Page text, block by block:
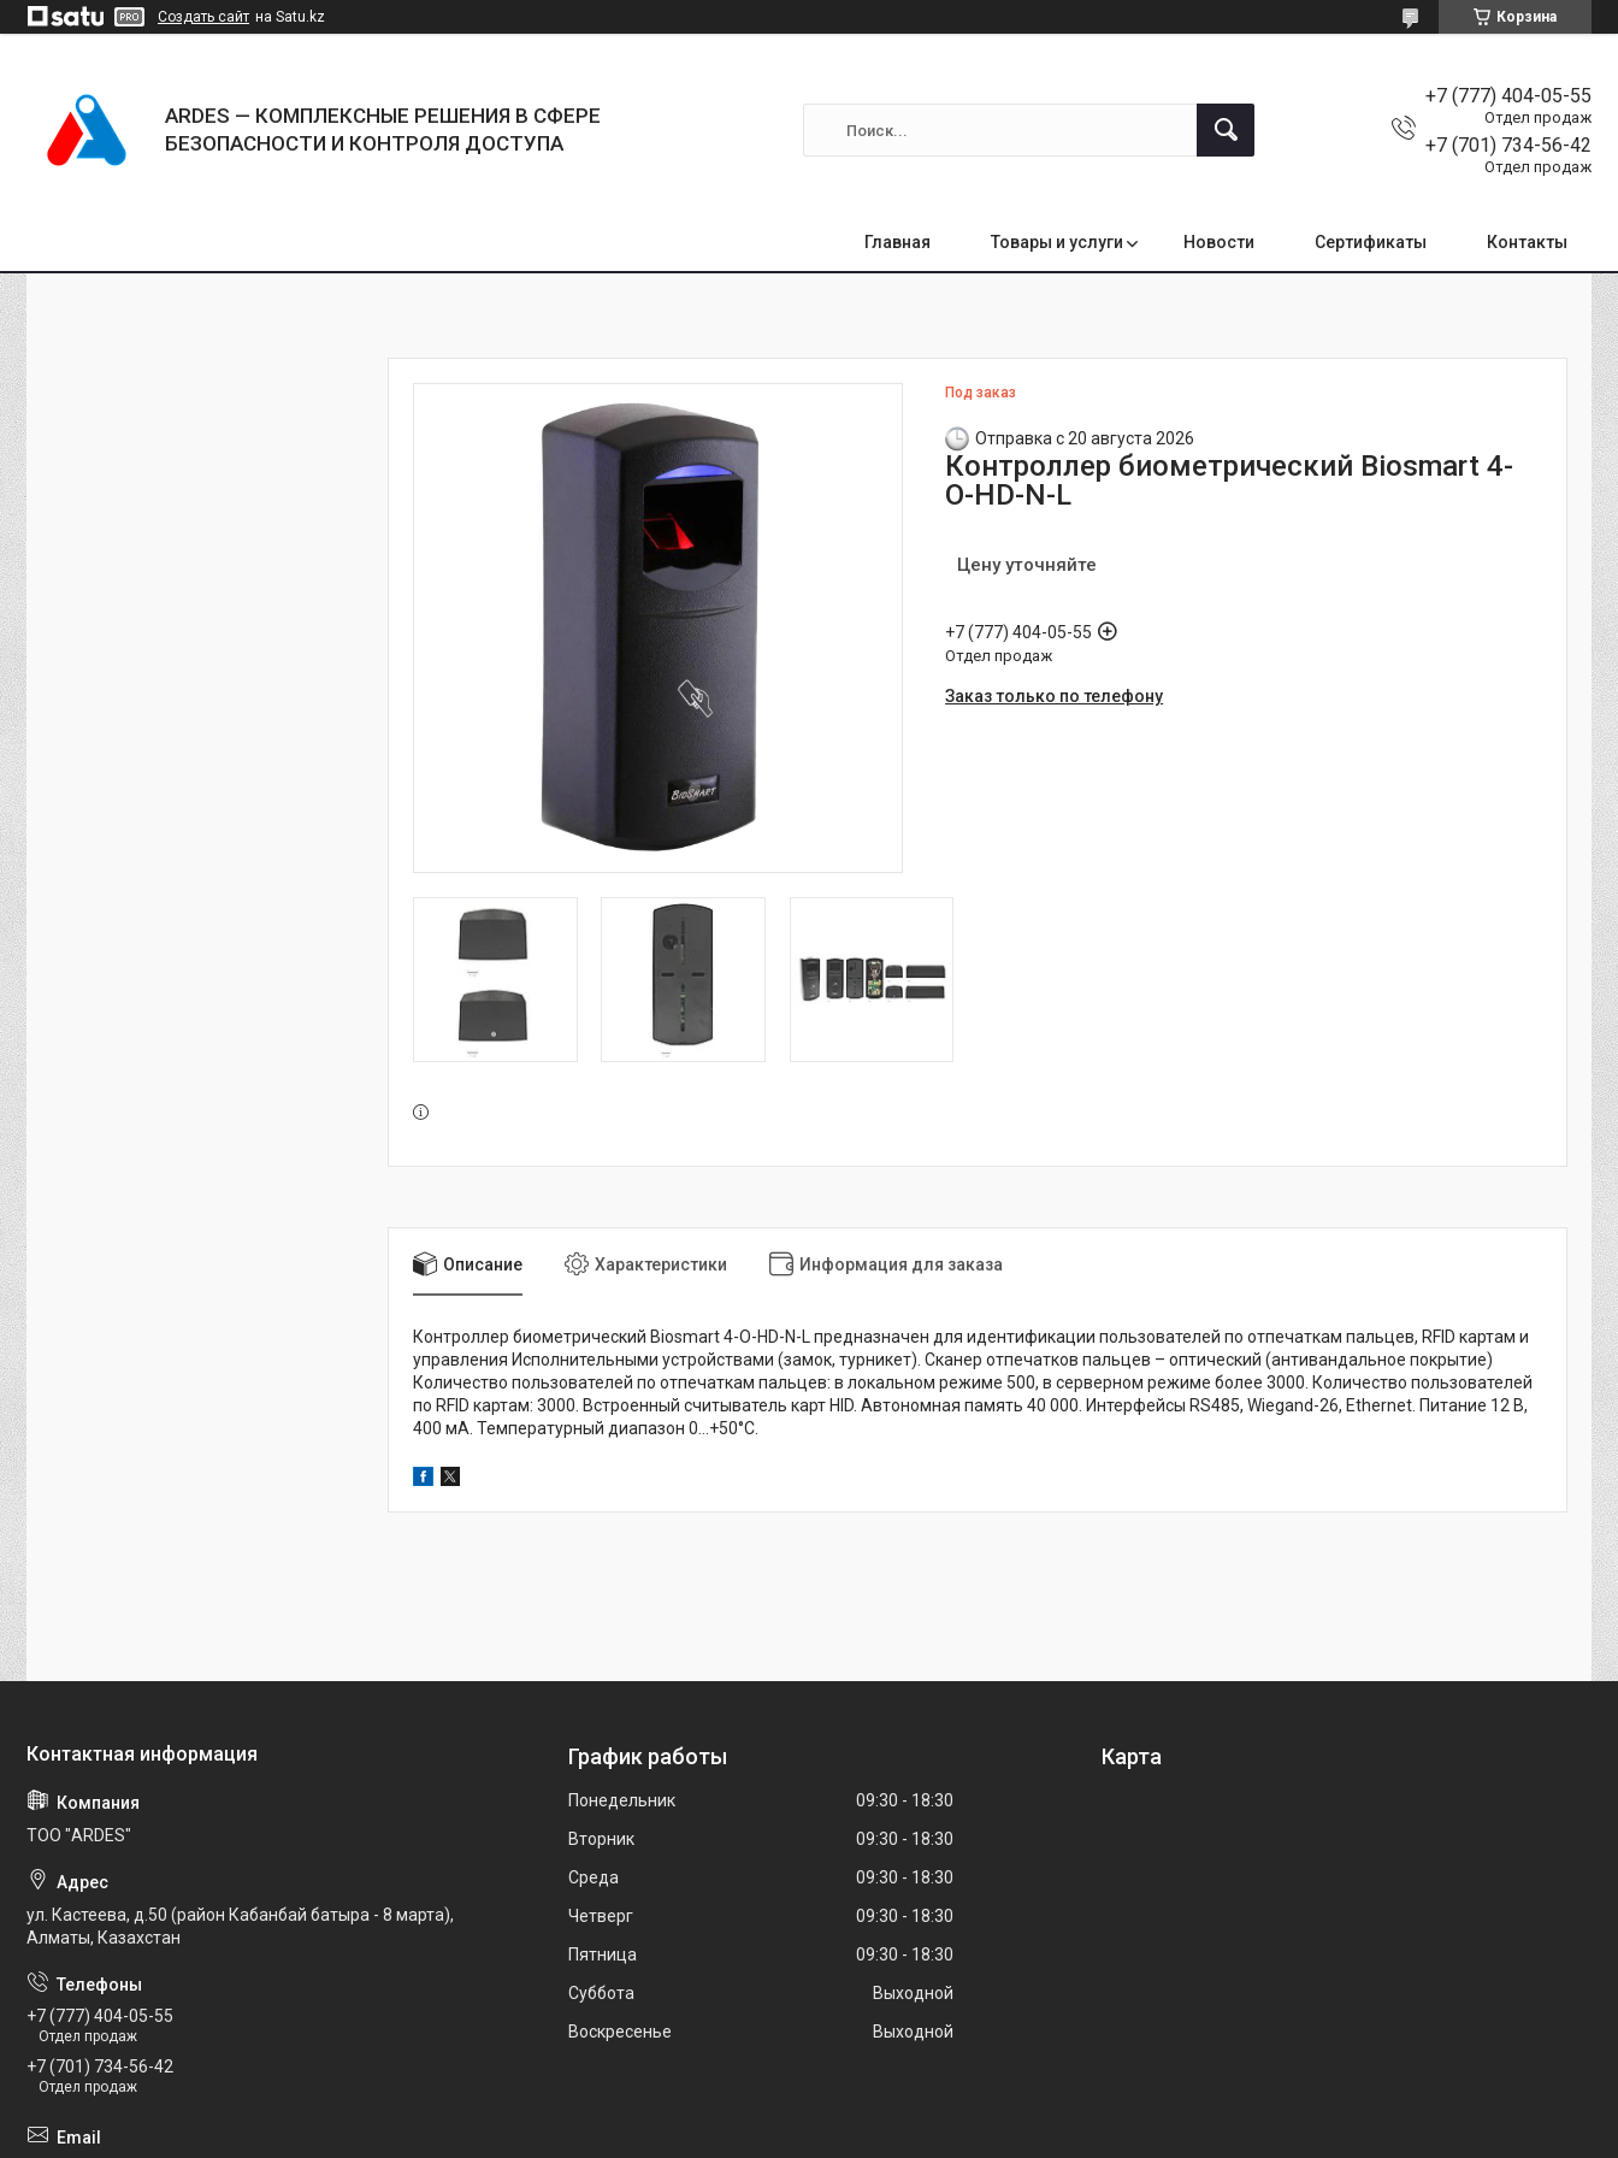
Создать сайт на Satu.kz Корзина
ARDES — КОМПЛЕКСНЫЕ РЕШЕНИЯ В СФЕРЕ
БЕЗОПАСНОСТИ И КОНТРОЛЯ ДОСТУПА
+7 (777) 404-05-55
Отдел продаж
+7 (701) 734-56-42
Отдел продаж
Главная Товары и услуги Новости Сертификаты Контакты
Под заказ
Отправка с 20 августа 2026
Контроллер биометрический Biosmart 4-
O-HD-N-L
Цену уточняйте
+7 (777) 404-05-55
Отдел продаж
Заказ только по телефону
Описание Характеристики Информация для заказа
Контроллер биометрический Biosmart 4-O-HD-N-L предназначен для идентификации пользователей по отпечаткам пальцев, RFID картам и
управления Исполнительными устройствами (замок, турникет). Сканер отпечатков пальцев – оптический (антивандальное покрытие)
Количество пользователей по отпечаткам пальцев: в локальном режиме 500, в серверном режиме более 3000. Количество пользователей
по RFID картам: 3000. Встроенный считыватель карт HID. Автономная память 40 000. Интерфейсы RS485, Wiegand-26, Ethernet. Питание 12 В,
400 мА. Температурный диапазон 0…+50°C.
ТОО "ARDES"
ул. Кастеева, д.50 (район Кабанбай батыра - 8 марта),
Алматы, Казахстан
+7 (777) 404-05-55
Отдел продаж
+7 (701) 734-56-42
Отдел продаж
График работы
Понедельник 09:30
18:30
Вторник
09:30
18:30
Среда
09:30
18:30
Четверг
09:30
18:30
Пятница
09:30
18:30
Суббота
Выходной
Воскресенье
Выходной
Карта